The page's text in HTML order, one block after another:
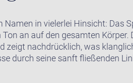
Namen in vielerlei Hinsicht: Das
an auf den gesamten Körper.
zeigt nachdrücklich, was
durch seine sanft fließenden